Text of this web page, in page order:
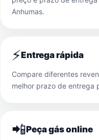
Anhumas.
⚡Entrega rápida
Compare diferentes
melhor prazo de entrega
📲Peça gás online